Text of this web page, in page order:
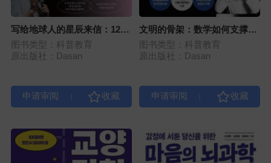
写给地球人的星辰来信：12颗
星讲述138亿年宇宙的消息
图书类型：科普教育
原出版社：Dasan
文明的骨架：数学如何支撑人
类文明
图书类型：科普教育
原出版社：Dasan